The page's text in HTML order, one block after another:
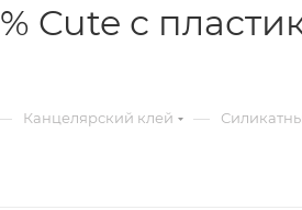
Cute с
Канцелярский клей —